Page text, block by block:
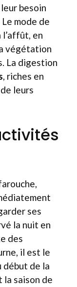
besoin
mode de
en
végétation
La digestion
, riches en
leurs
ses
la nuit en
des
il est le
début de la
la saison de